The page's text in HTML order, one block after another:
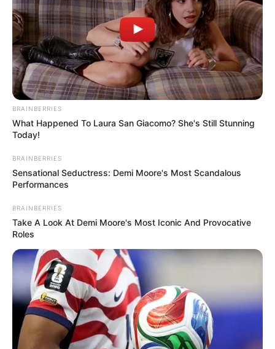
BRAINBERRIES
What Happened To Laura San Giacomo? She's Still Stunning
Today!
BRAINBERRIES
Sensational Seductress: Demi Moore's Most Scandalous
Performances
BRAINBERRIES
Take A Look At Demi Moore's Most Iconic And Provocative
Roles